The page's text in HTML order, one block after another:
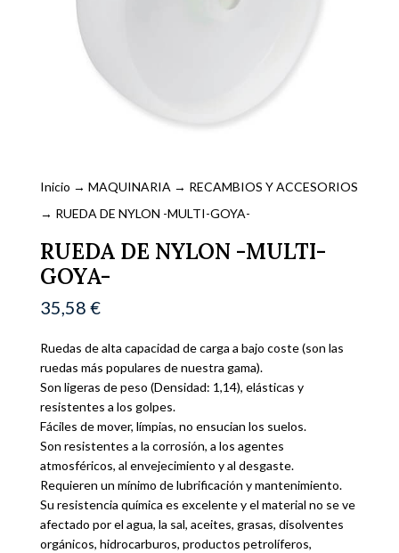
Inicio → MAQUINARIA → RECAMBIOS Y ACCESORIOS
→ RUEDA DE NYLON -MULTI-GOYA-
RUEDA DE NYLON -MULTI-
GOYA-
35,58 €
Ruedas de alta capacidad de carga a bajo coste (son las
ruedas más populares de nuestra gama).
Son ligeras de peso (Densidad: 1,14), elásticas y
resistentes a los golpes.
Fáciles de mover, límpias, no ensucian los suelos.
Son resistentes a la corrosión, a los agentes
atmosféricos, al envejecimiento y al desgaste.
Requieren un mínimo de lubrificación y mantenimiento.
Su resistencia química es excelente y el material no se ve
afectado por el agua, la sal, aceites, grasas, disolventes
orgánicos, hidrocarburos, productos petrolíferos,